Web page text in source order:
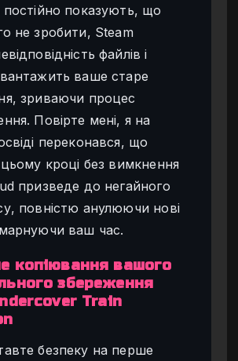
постійно показують, що
не зробити, Steam
файлів і
ваше старе
зриваючи процес
Повірте мені, я на
переконався, що
цьому кроці без вимкнення
призведе до негайного
повністю анулюючи нові
ваш час.
копіювання вашого
збереження
Train
безпеку на перше